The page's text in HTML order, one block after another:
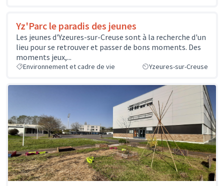
Yz'Parc le paradis des jeunes
Les jeunes d'Yzeures-sur-Creuse sont à la recherche d'un
lieu pour se retrouver et passer de bons moments. Des
moments jeux,...
Environnement et cadre de vie Yzeures-sur-Creuse